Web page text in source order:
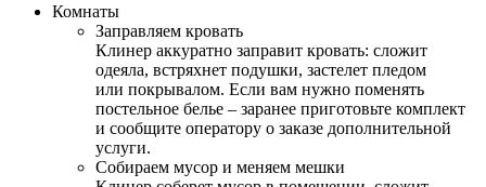
Комнаты
Заправляем кровать
Клинер аккуратно заправит кровать: сложит
одеяла, встряхнет подушки, застелет пледом
или покрывалом. Если вам нужно поменять
постельное белье – заранее приготовьте комплект
и сообщите оператору о заказе дополнительной
услуги.
Собираем мусор и меняем мешки